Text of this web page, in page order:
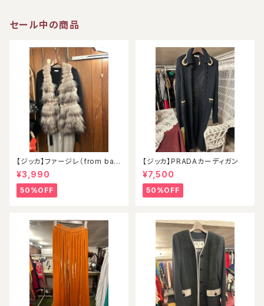
セール中の商品
【ジッカ】ファージレ（from ball
oon）
¥3,990
50%OFF
【ジッカ】PRADAカーディガン
¥7,500
50%OFF